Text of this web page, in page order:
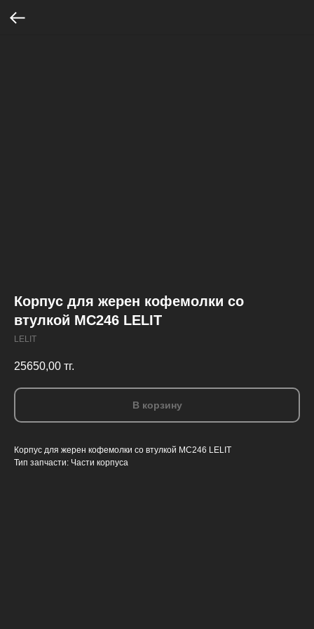
Корпус для жерен кофемолки со
втулкой МС246 LELIT
LELIT
25650,00 тг.
В корзину
Корпус для жерен кофемолки со втулкой МС246 LELIT
Тип запчасти: Части корпуса